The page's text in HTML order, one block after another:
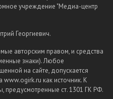
учреждение "Медиа-центр
Георгиевич.
авторским правом, и средства
знаки). Любое
на сайте, допускается
www.ogirk.ru как источник. К
предусмотренные ст. 1301 ГК РФ.